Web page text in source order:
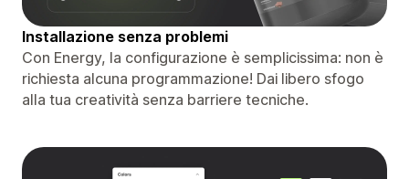
Installazione senza problemi
Con Energy, la configurazione è semplicissima: non è
richiesta alcuna programmazione! Dai libero sfogo
alla tua creatività senza barriere tecniche.